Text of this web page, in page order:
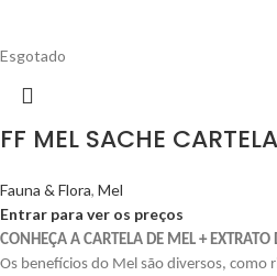
Esgotado
FF MEL SACHE
Fauna & Flora, Mel
Entrar para ver os preços
CONHEÇA A CARTELA DE MEL + EXTRATO
Os benefícios do Mel são diversos,